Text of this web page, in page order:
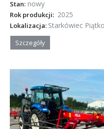
Stan: nowy
Rok produkcji: 2025
Lokalizacja: Starkówiec
Szczegóły